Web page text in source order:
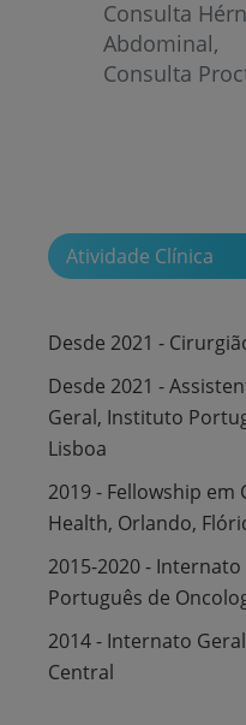
Consulta
Abdominal
Consulta
Atividade Clínica
Desde 2021 -
Desde 2021 -
Geral, Instituto
Lisboa
2019 - Fellowship
Health, Orlando,
2015-2020 -
Português de
2014 - Internato
Central